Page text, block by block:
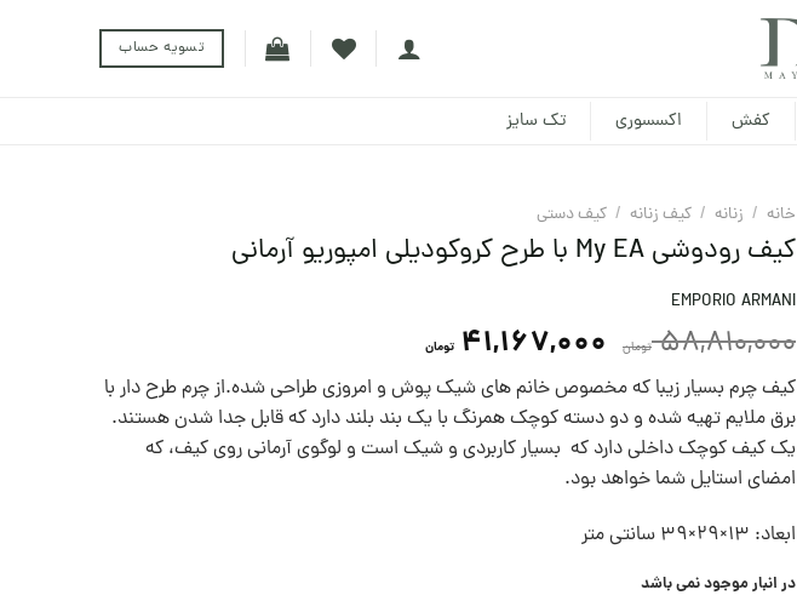
تسویه حساب
کفش اکسسوری تک سایز
خانه / زنانه / کیف زنانه / کيف دستی
کیف رودوشی My EA با طرح کروکودیلی امپوریو آرمانی
EMPORIO ARMANI
58,810,000 تومان 41,167,000 تومان
کیف چرم بسیار زیبا که مخصوص خانم های شیک پوش و امروزی طراحی شده.از چرم طرح دار با
برق ملایم تهیه شده و دو دسته کوچک همرنگ با یک بند بلند دارد که قابل جدا شدن هستند.
یک کیف کوچک داخلی دارد که بسیار کاربردی و شیک است و لوگوی آرمانی روی کیف، که
امضای استایل شما خواهد بود.
ابعاد: 13×29×39 سانتی متر
در انبار موجود نمی باشد